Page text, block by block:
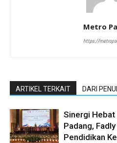
Metro
https://
ARTIKEL TERKAIT DARI
Sinergi Hebat
Padang,
Pendidikan